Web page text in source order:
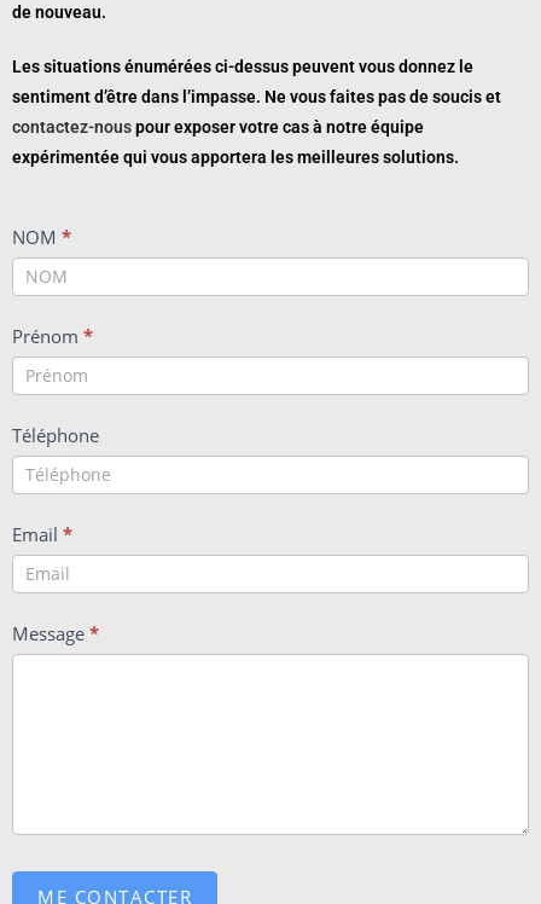
de nouveau.
Les situations énumérées ci-dessus peuvent vous donnez le
sentiment d’être dans l’impasse. Ne vous faites pas de soucis et
contactez-nouspour exposer votre cas à notre équipe
expérimentée qui vous apportera les meilleures solutions.
CONTACT
AM2I
NOM *
Prénom *
Téléphone
Email *
Message *
ME CONTACTER